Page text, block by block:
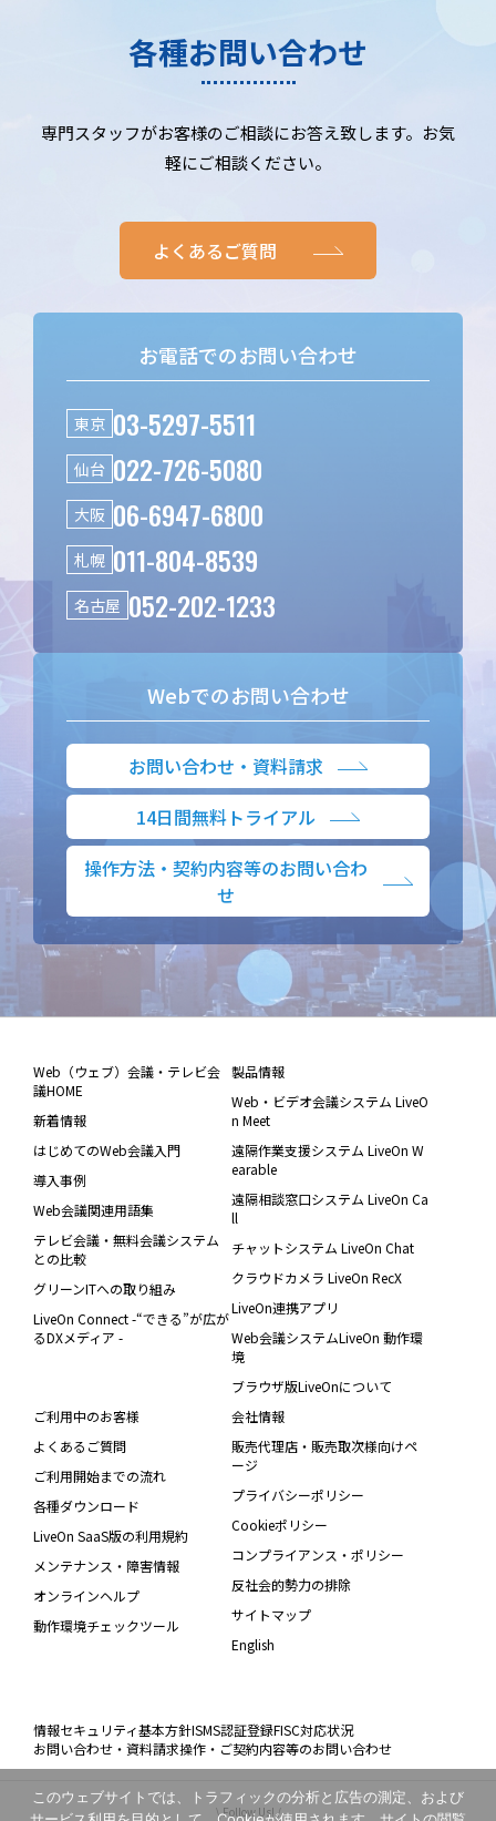
各種お問い合わせ
専門スタッフがお客様のご相談にお答え致します。お気
軽にご相談ください。
よくあるご質問
お電話でのお問い合わせ
東京 03-5297-5511
仙台 022-726-5080
大阪 06-6947-6800
札幌 011-804-8539
名古屋 052-202-1233
Webでのお問い合わせ
お問い合わせ・資料請求
14日間無料トライアル
操作方法・契約内容等のお問い合わ
せ
Web（ウェブ）会議・テレビ会
議HOME
新着情報
はじめてのWeb会議入門
導入事例
Web会議関連用語集
テレビ会議・無料会議システム
との比較
グリーンITへの取り組み
LiveOn Connect -“できる”が広が
るDXメディア -
製品情報
Web・ビデオ会議システム LiveO
n Meet
遠隔作業支援システム LiveOn W
earable
遠隔相談窓口システム LiveOn Ca
ll
チャットシステム LiveOn Chat
クラウドカメラ LiveOn RecX
LiveOn連携アプリ
Web会議システムLiveOn 動作環
境
ブラウザ版LiveOnについて
ご利用中のお客様
よくあるご質問
ご利用開始までの流れ
各種ダウンロード
LiveOn SaaS版の利用規約
メンテナンス・障害情報
オンラインヘルプ
動作環境チェックツール
会社情報
販売代理店・販売取次様向けペ
ージ
プライバシーポリシー
Cookieポリシー
コンプライアンス・ポリシー
反社会的勢力の排除
サイトマップ
English
情報セキュリティ基本方針ISMS認証登録FISC対応状況
お問い合わせ・資料請求操作・ご契約内容等のお問い合わせ
\ Follow Us! /
このウェブサイトでは、トラフィックの分析と広告の測定、および